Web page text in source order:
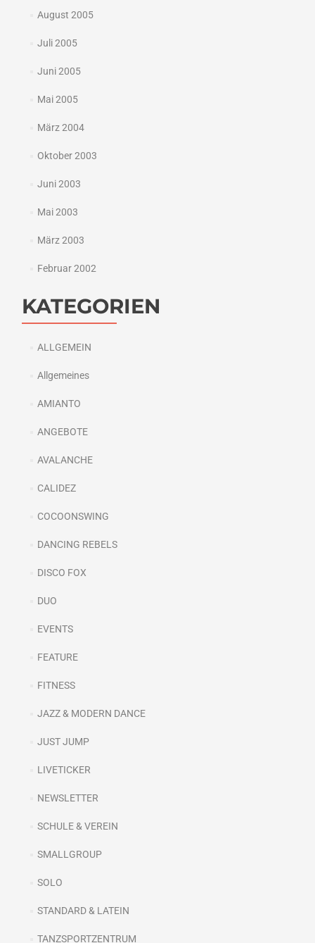
August 2005
Juli 2005
Juni 2005
Mai 2005
März 2004
Oktober 2003
Juni 2003
Mai 2003
März 2003
Februar 2002
KATEGORIEN
ALLGEMEIN
Allgemeines
AMIANTO
ANGEBOTE
AVALANCHE
CALIDEZ
COCOONSWING
DANCING REBELS
DISCO FOX
DUO
EVENTS
FEATURE
FITNESS
JAZZ & MODERN DANCE
JUST JUMP
LIVETICKER
NEWSLETTER
SCHULE & VEREIN
SMALLGROUP
SOLO
STANDARD & LATEIN
TANZSPORTZENTRUM